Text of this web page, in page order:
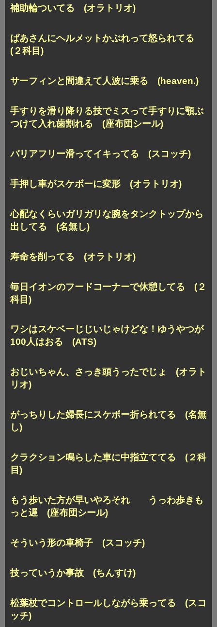
補助輪ついてる (オラトリオ)
ばあさんにヘルメットかぶれって怒られてる
(２科目)
サーフィンと間違えて人波に乗る (heaven.)
手すりを滑り降りる技でミスって手すりに顎ぶ
つけて入れ歯割れる (座布団シール)
バリアフリー滑ってイキってる (スコッチ)
手押し車がスケボーに変形 (オラトリオ)
心配なくらいガリガリな腕をタンクトップから
出してる (名無し)
寿命を削ってる (オラトリオ)
毎日イオンのフードコーナーで休憩してる (２
科目)
ワシはスケベーじじいじゃけどな！ゆうやつが
100人はおる (ATS)
おじいちゃん、さっき頭うったでじょ (オラト
リオ)
がっちりした婦長にスケボー折られてる (名無
し)
クラクション鳴らした車に中指立ててる (２科
目)
もう歩いた方が早いやろそれ うっわ歩きも
っと遅 (座布団シール)
そういう形の車椅子 (スコッチ)
技っていうか事故 (ちんすけ)
松葉杖でコントロールしながら乗ってる (スコ
ッチ)